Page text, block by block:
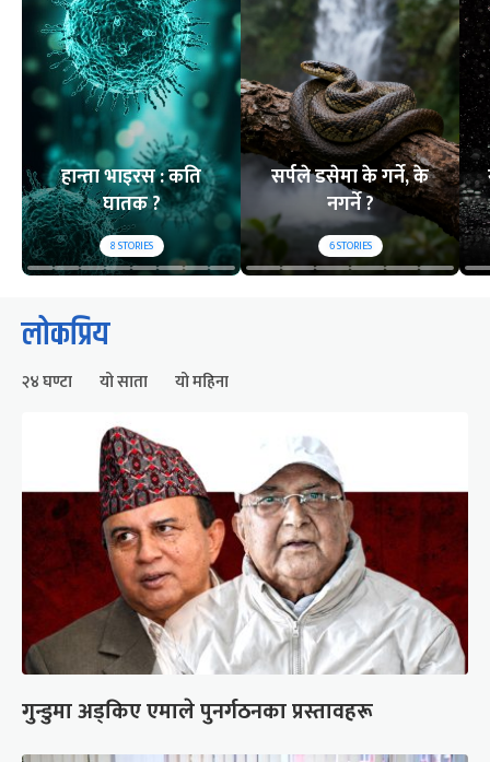
हान्ता भाइरस : कति
घातक ?
8STORIES
सर्पले डसेमा के गर्ने, के
नगर्ने ?
6STORIES
लोकप्रिय
२४ घण्टा यो साता यो महिना
गुन्डुमा अड्किए एमाले पुनर्गठनका प्रस्तावहरू